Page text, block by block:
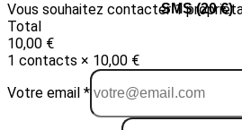
Email (10 €) SMS (20 €)
Vous souhaitez contacter 1
Total
10,00 €
1 contacts × 10,00 €
Votre email *